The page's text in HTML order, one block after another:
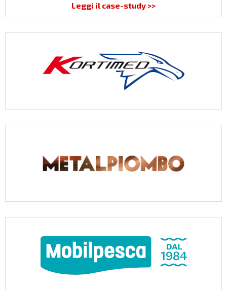
Leggi il case-study >>